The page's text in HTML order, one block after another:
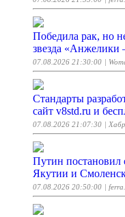
Победила рак, но
звезда «Анжелики
07.08.2026 21:30:00 |
Стандарты
сайт v8std.ru и
07.08.2026 21:07:30 | Хабр
Путин постановил
Якутии и
07.08.2026 20:50:00 |